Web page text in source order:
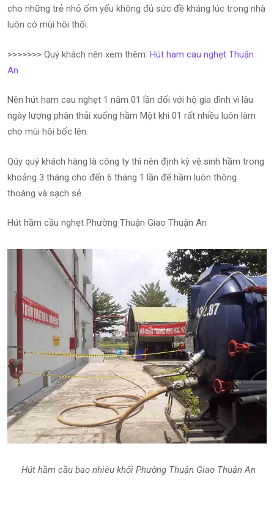
cho những trẻ nhỏ ốm yếu không đủ sức đề kháng lúc trong nhà
luôn có mùi hôi thối.
>>>>>>> Quý khách nên xem thêm: Hút ham cau nghẹt Thuận
An
Nên hút ham cau nghẹt 1 năm 01 lần đối với hộ gia đình vì lâu
ngày lượng phân thải xuống hầm Một khi 01 rất nhiều luôn làm
cho mùi hôi bốc lên.
Qúy quý khách hàng là công ty thì nên định kỳ vệ sinh hầm trong
khoảng 3 tháng cho đến 6 tháng 1 lần để hầm luôn thông
thoáng và sạch sẻ.
Hút hầm cầu nghẹt Phường Thuận Giao Thuận An
Hút hầm cầu bao nhiêu khối Phường Thuận Giao Thuận An